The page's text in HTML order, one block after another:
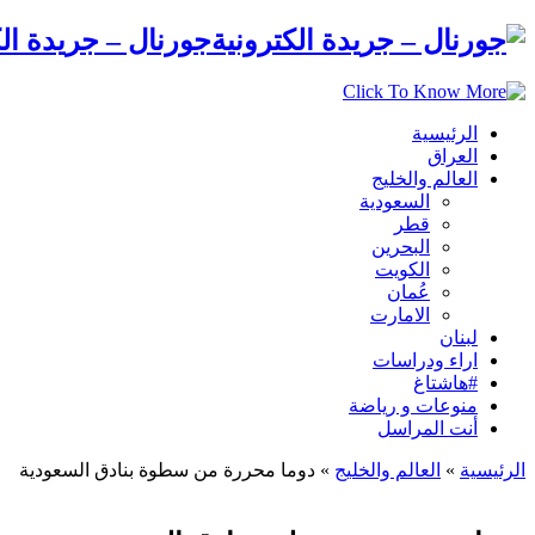
جورنال – جريدة
الرئيسية
العراق
العالم والخليج
السعودية
قطر
البحرين
الكويت
عُمان
الامارت
لبنان
اراء ودراسات
#هاشتاغ
منوعات و رياضة
أنت المراسل
الرئيسية » العالم والخليج » دوما محررة من سطوة بنادق السعودية